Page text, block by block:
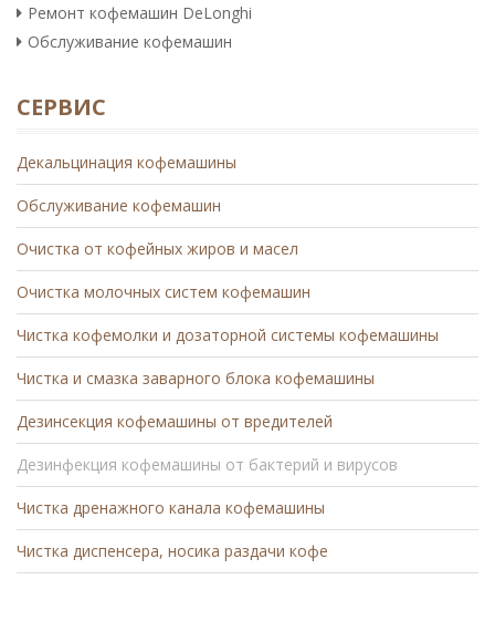
Ремонт кофемашин DeLonghi
Обслуживание кофемашин
СЕРВИС
Декальцинация кофемашины
Обслуживание кофемашин
Очистка от кофейных жиров и масел
Очистка молочных систем кофемашин
Чистка кофемолки и дозаторной системы кофемашины
Чистка и смазка заварного блока кофемашины
Дезинсекция кофемашины от вредителей
Дезинфекция кофемашины от бактерий и вирусов
Чистка дренажного канала кофемашины
Чистка диспенсера, носика раздачи кофе